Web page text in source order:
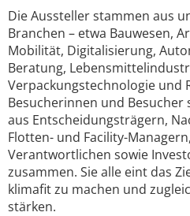
Die Aussteller stammen aus
Branchen – etwa Bauwesen,
Mobilität, Digitalisierung,
Beratung,
Verpackungstechnologie und
Besucherinnen und Besucher
aus Entscheidungsträgern,
Flotten- und Facility-
Verantwortlichen sowie
zusammen. Sie alle eint das
klimafit zu machen und
stärken.